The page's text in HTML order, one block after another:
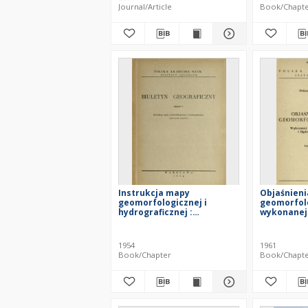
Journal/Article
Book/
Instrukcja mapy
geomorfologicznej i
hydrograficznej :
1954
Book/Chapter
wykonanej
34-92-D
1961
Book/